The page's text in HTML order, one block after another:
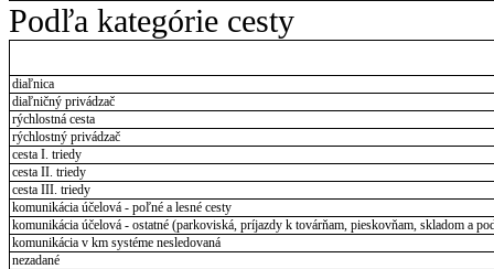
Podľa kategórie cesty
diaľnica
diaľničný privádzač
rýchlostná cesta
rýchlostný privádzač
cesta I. triedy
cesta II. triedy
cesta III. triedy
komunikácia účelová - poľné a lesné cesty
komunikácia účelová - ostatné (parkoviská, príjazdy k továrňam, pieskovňam, skladom a
komunikácia v km systéme nesledovaná
nezadané